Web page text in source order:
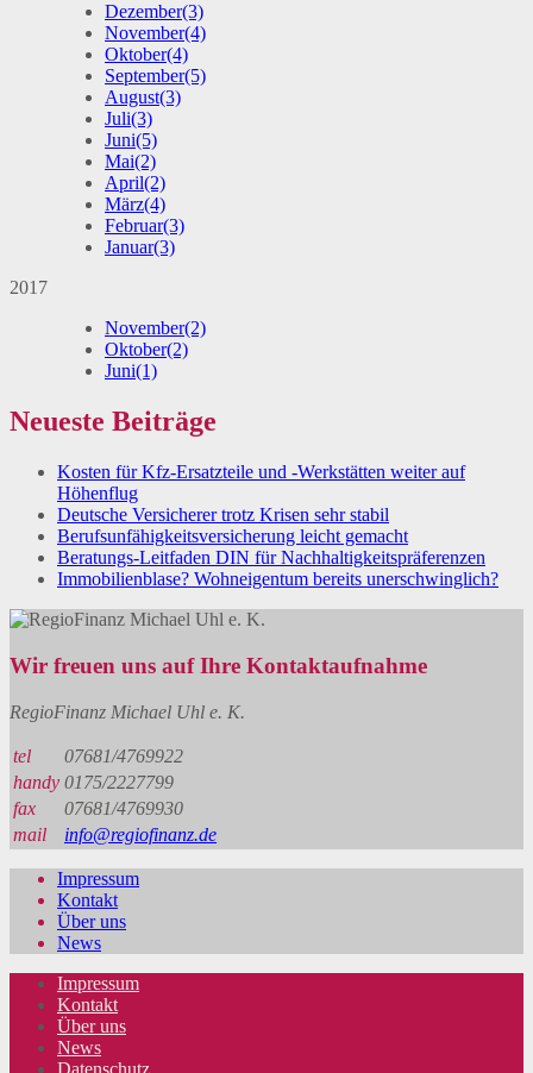
Dezember(3)
November(4)
Oktober(4)
September(5)
August(3)
Juli(3)
Juni(5)
Mai(2)
April(2)
März(4)
Februar(3)
Januar(3)
2017
November(2)
Oktober(2)
Juni(1)
Neueste Beiträge
Kosten für Kfz-Ersatzteile und -Werkstätten weiter auf
Höhenflug
Deutsche Versicherer trotz Krisen sehr stabil
Berufsunfähigkeitsversicherung leicht gemacht
Beratungs-Leitfaden DIN für Nachhaltigkeitspräferenzen
Immobilienblase? Wohneigentum bereits unerschwinglich?
Wir freuen uns auf Ihre Kontaktaufnahme
RegioFinanz Michael Uhl e. K.
tel
07681/4769922
handy 0175/2227799
fax
07681/4769930
mail
info@regiofinanz.de
Impressum
Kontakt
Über uns
News
Impressum
Kontakt
Über uns
News
Datenschutz